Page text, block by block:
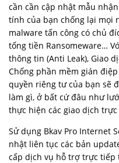
cần cần cập nhật mẫu
tính của bạn chống lại mọi
malware tấn công có chủ
tống tiền Ransomeware…
thông tin (Anti Leak), Giao
Chống phần mềm gián
quyền riêng tư của bạn sẽ
làm gì, ở bất cứ đâu như
thực hiện các giao dịch
Sử dụng Bkav Pro Internet
nhật liên tục các bản
cấp dịch vụ hỗ trợ trực tiếp